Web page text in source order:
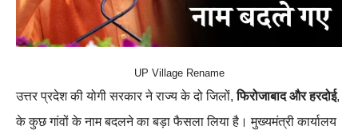
UP Village Rename
उत्तर प्रदेश की योगी सरकार ने राज्य के दो जिलों,फिरोजाबाद और हरदोई,
के कुछ गांवों के नाम बदलने का बड़ा फैसला लिया है। मुख्यमंत्री कार्यालय